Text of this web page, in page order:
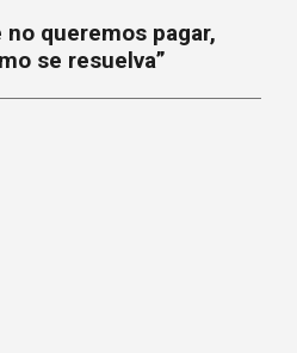
no queremos pagar,
se resuelva”